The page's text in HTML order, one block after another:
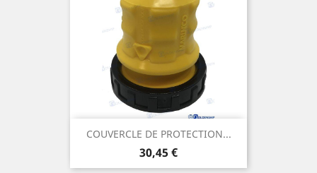
COUVERCLE DE PROTECTION...
Prix
30,45 €